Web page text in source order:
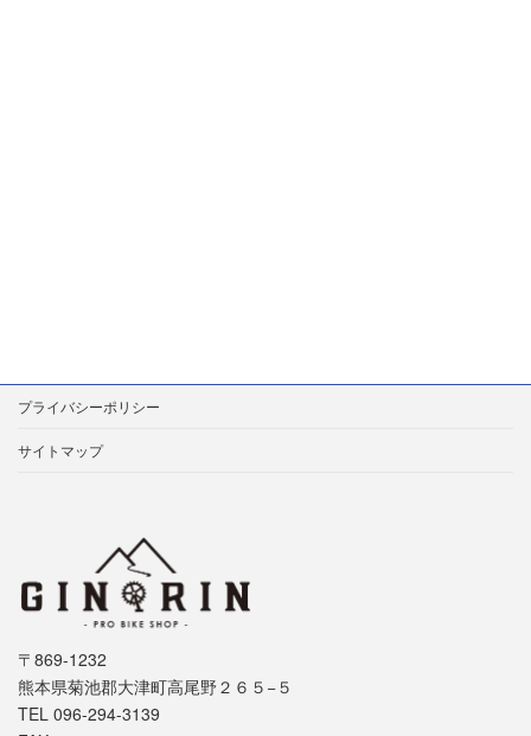
プライバシーポリシー
サイトマップ
〒869-1232
熊本県菊池郡大津町高尾野２６５−５
TEL 096-294-3139